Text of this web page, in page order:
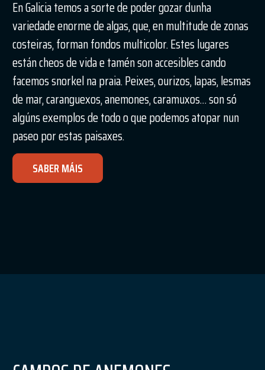
En Galicia temos a sorte de poder gozar dunha
variedade enorme de algas, que, en multitude de zonas
costeiras, forman fondos multicolor. Estes lugares
están cheos de vida e tamén son accesibles cando
facemos snorkel na praia. Peixes, ourizos, lapas, lesmas
de mar, caranguexos, anemones, caramuxos… son só
algúns exemplos de todo o que podemos atopar nun
paseo por estas paisaxes.
SABER MÁIS